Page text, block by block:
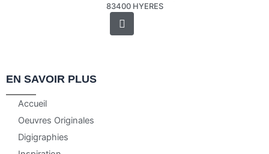
83400 HYERES
Instagram
EN SAVOIR PLUS
Accueil
Oeuvres Originales
Digigraphies